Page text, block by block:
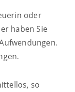
oder
haben Sie
so